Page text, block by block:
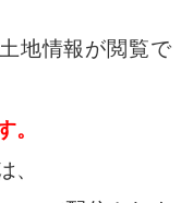
地情報が閲覧で
。
、